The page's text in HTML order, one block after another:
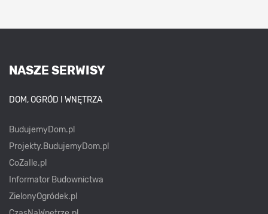
NASZE SERWISY
DOM, OGRÓD I WNĘTRZA
BudujemyDom.pl
Projekty.BudujemyDom.pl
CoZaIle.pl
Informator Budownictwa
ZielonyOgródek.pl